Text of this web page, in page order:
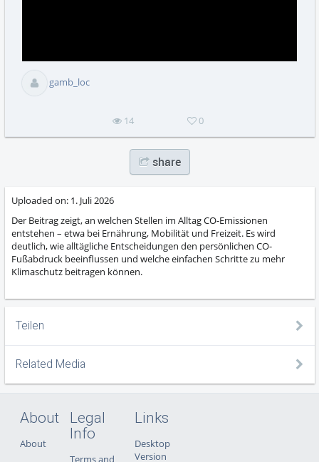
gamb_loc
14 0
share
Uploaded on: 1. Juli 2026
Der Beitrag zeigt, an welchen Stellen im Alltag CO-Emissionen
entstehen – etwa bei Ernährung, Mobilität und Freizeit. Es wird
deutlich, wie alltägliche Entscheidungen den persönlichen CO-
Fußabdruck beeinflussen und welche einfachen Schritte zu mehr
Klimaschutz beitragen können.
Teilen
Related Media
About
About
Legal
Info
Terms and
Links
Desktop
Version